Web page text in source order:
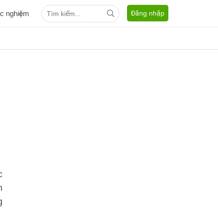
nghiệm Đăng nhập